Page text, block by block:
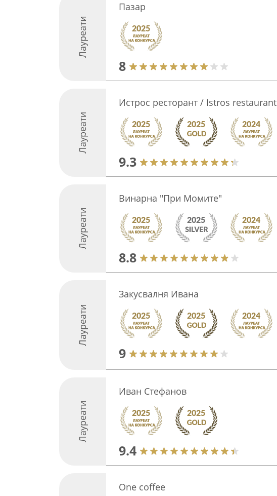
Лауреати
Пазар
8
Лауреати
Истрос ресторант / Istros restaurant
9.3
Лауреати
Винарна "При Момите"
8.8
Лауреати
Закусвалня Ивана
9
Лауреати
Иван Стефанов
9.4
One coffee